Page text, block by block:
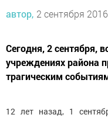
автор, 2 сентября
Сегодня, 2 сентября,
учреждениях района
трагическим
12 лет назад, 1